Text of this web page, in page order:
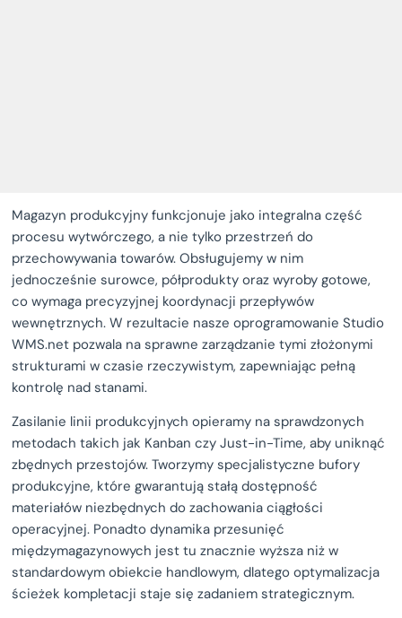
Magazyn produkcyjny funkcjonuje jako integralna część
procesu wytwórczego, a nie tylko przestrzeń do
przechowywania towarów. Obsługujemy w nim
jednocześnie surowce, półprodukty oraz wyroby gotowe,
co wymaga precyzyjnej koordynacji przepływów
wewnętrznych. W rezultacie nasze oprogramowanie Studio
WMS.net pozwala na sprawne zarządzanie tymi złożonymi
strukturami w czasie rzeczywistym, zapewniając pełną
kontrolę nad stanami.
Zasilanie linii produkcyjnych opieramy na sprawdzonych
metodach takich jak Kanban czy Just-in-Time, aby uniknąć
zbędnych przestojów. Tworzymy specjalistyczne bufory
produkcyjne, które gwarantują stałą dostępność
materiałów niezbędnych do zachowania ciągłości
operacyjnej. Ponadto dynamika przesunięć
międzymagazynowych jest tu znacznie wyższa niż w
standardowym obiekcie handlowym, dlatego optymalizacja
ścieżek kompletacji staje się zadaniem strategicznym.